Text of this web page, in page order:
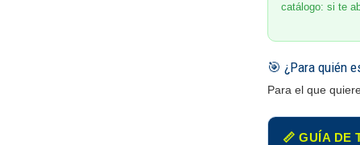
catálogo: si te
🎯 ¿Para quién
Para el que
📏 GUÍA DE